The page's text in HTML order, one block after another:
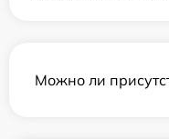
Можно ли